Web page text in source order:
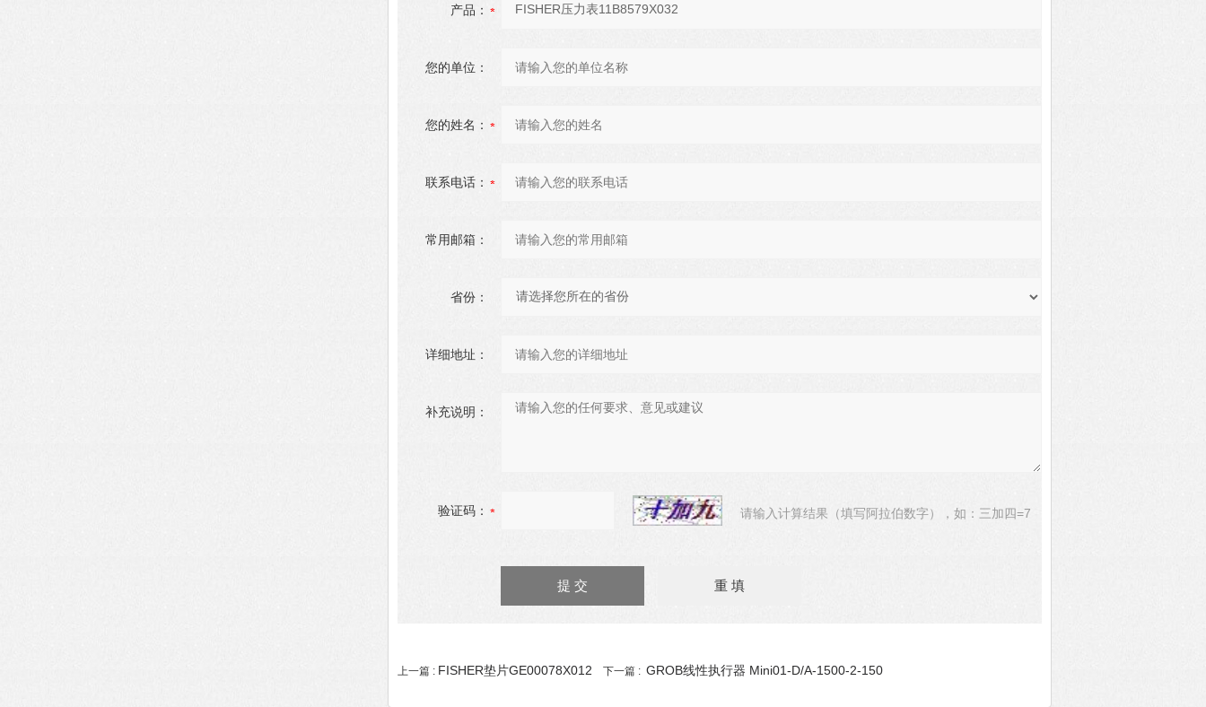
产品：
您的单位：
您的姓名：
联系电话：
常用邮箱：
省份：
详细地址：
补充说明：
验证码： 请输入计算结果（填写阿拉伯数字），如：三加四=7
上一篇 : FISHER垫片GE00078X012 下一篇 : GROB线性执行器 Mini01-D/A-1500-2-150